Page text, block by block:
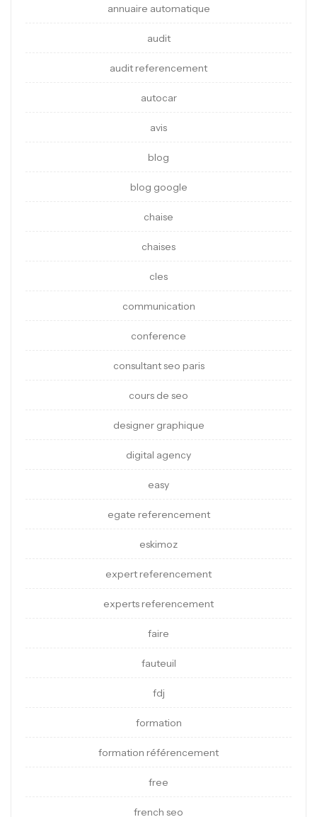
annuaire automatique
audit
audit referencement
autocar
avis
blog
blog google
chaise
chaises
cles
communication
conference
consultant seo paris
cours de seo
designer graphique
digital agency
easy
egate referencement
eskimoz
expert referencement
experts referencement
faire
fauteuil
fdj
formation
formation référencement
free
french seo